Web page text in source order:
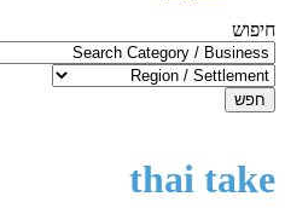
חיפוש
חפש
thai take